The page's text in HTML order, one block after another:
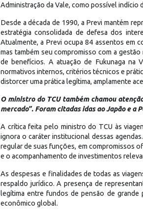
Administração da Vale, como possível indício
Desde a década de 1990, a Previ mantém
estratégia consolidada de defesa dos
Atualmente, a Previ ocupa 84 assentos em
mas também seu compromisso com a
de benefícios. A atuação de Fukunaga na
normativos internos, critérios técnicos e
distorcer uma prática legítima, amplamente
O ministro do TCU também chamou
mercado”. Foram citadas idas ao Japão e a
A crítica feita pelo ministro do TCU às
ignora o caráter institucional dessas
regular de suas funções, em compromissos
e o acompanhamento de investimentos
As despesas e finalidades de todas as
respaldo jurídico. A presença de
legítima entre fundos de pensão de
econômico global.